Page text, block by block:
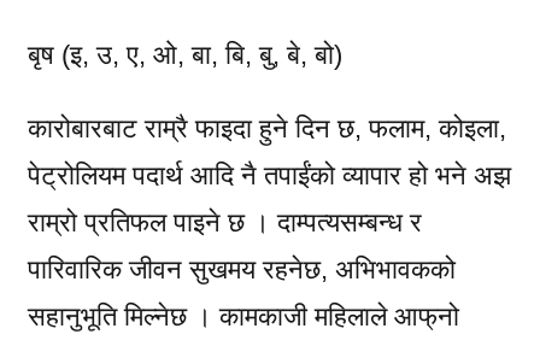
बृष (इ, उ, ए, ओ, बा, बि, बु, बे, बो)
कारोबारबाट राम्रै फाइदा हुने दिन छ, फलाम, कोइला,
पेट्रोलियम पदार्थ आदि नै तपाईंको व्यापार हो भने अझ
राम्रो प्रतिफल पाइने छ । दाम्पत्यसम्बन्ध र
पारिवारिक जीवन सुखमय रहनेछ, अभिभावकको
सहानुभूति मिल्नेछ । कामकाजी महिलाले आफ्‌नो